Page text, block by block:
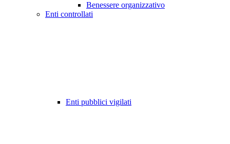
Benessere organizzativo
Enti controllati
Enti pubblici vigilati